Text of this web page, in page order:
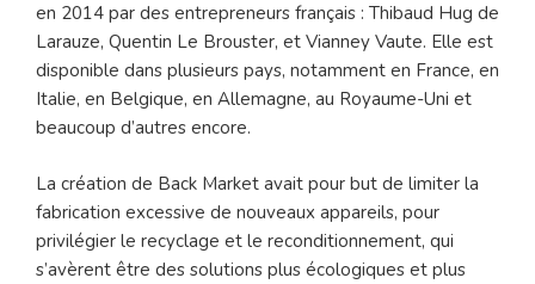
en 2014 par des entrepreneurs français : Thibaud Hug de
Larauze, Quentin Le Brouster, et Vianney Vaute. Elle est
disponible dans plusieurs pays, notamment en France, en
Italie, en Belgique, en Allemagne, au Royaume-Uni et
beaucoup d’autres encore.
La création de Back Market avait pour but de limiter la
fabrication excessive de nouveaux appareils, pour
privilégier le recyclage et le reconditionnement, qui
s’avèrent être des solutions plus écologiques et plus